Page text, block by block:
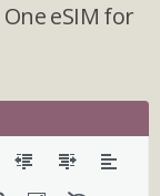
eSIM for